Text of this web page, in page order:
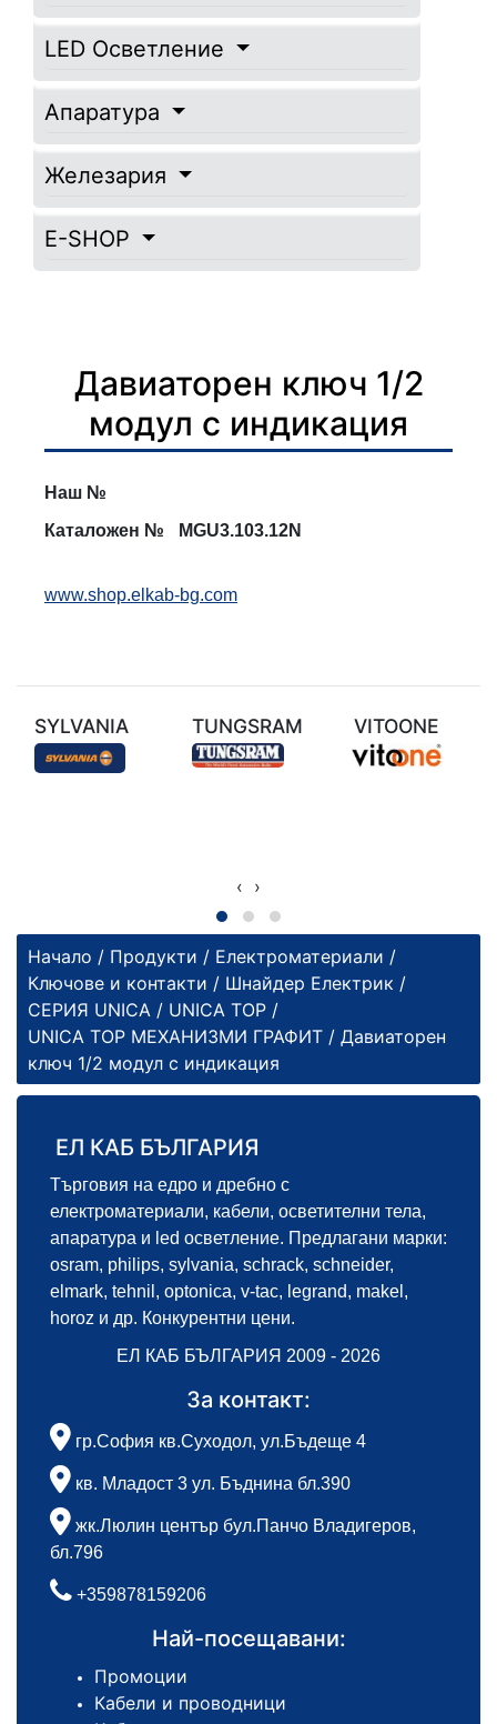
LED Осветление
Апаратура
Железария
E-SHOP
Давиаторен ключ 1/2
модул с индикация
Наш №
Каталожен №
MGU3.103.12N
www.shop.elkab-bg.com
SYLVANIA TUNGSRAM VITOONE
‹ ›
Начало / Продукти / Електроматериали /
Ключове и контакти / Шнайдер Електрик /
СЕРИЯ UNICA / UNICA TOP /
UNICA TOP МЕХАНИЗМИ ГРАФИТ / Давиаторен
ключ 1/2 модул с индикация
ЕЛ КАБ БЪЛГАРИЯ
Търговия на едро и дребно с
електроматериали, кабели, осветителни тела,
апаратура и led осветление. Предлагани марки:
osram, philips, sylvania, schrack, schneider,
elmark, tehnil, optonica, v-tac, legrand, makel,
horoz и др. Конкурентни цени.
ЕЛ КАБ БЪЛГАРИЯ 2009 - 2026
За контакт:
гр.София кв.Суходол, ул.Бъдеще 4
кв. Младост 3 ул. Бъднина бл.390
жк.Люлин център бул.Панчо Владигеров,
бл.796
+359878159206
Най-посещавани:
Промоции
Кабели и проводници